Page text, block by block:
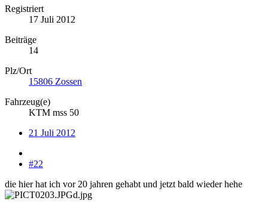
Registriert
17 Juli 2012
Beiträge
14
Plz/Ort
15806 Zossen
Fahrzeug(e)
KTM mss 50
21 Juli 2012
#22
die hier hat ich vor 20 jahren gehabt und jetzt bald wieder hehe